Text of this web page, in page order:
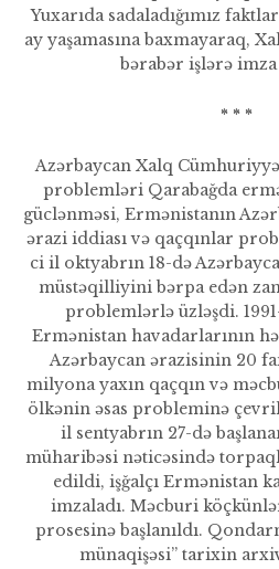
Yuxarıda sadaladığımız
ay yaşamasına baxmayaraq,
bərabər işlərə imza
* * *
Azərbaycan Xalq
problemləri Qarabağda
güclənməsi, Ermənistanın
ərazi iddiası və qaçqınlar
ci il oktyabrın 18-də
müstəqilliyini bərpa edən
problemlərlə üzləşdi.
Ermənistan havadarlarının
Azərbaycan ərazisinin 20
milyona yaxın qaç­qın və
ölkənin əsas probleminə
il sentyabrın 27-də
müharibəsi nəticəsində
edildi, işğalçı Ermənistan
imzaladı. Məcburi
prosesinə başla­nıldı.
münaqişəsi” tarixin